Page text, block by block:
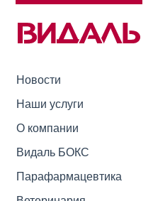
Новости
Наши услуги
О компании
Видаль БОКС
Парафармацевтика